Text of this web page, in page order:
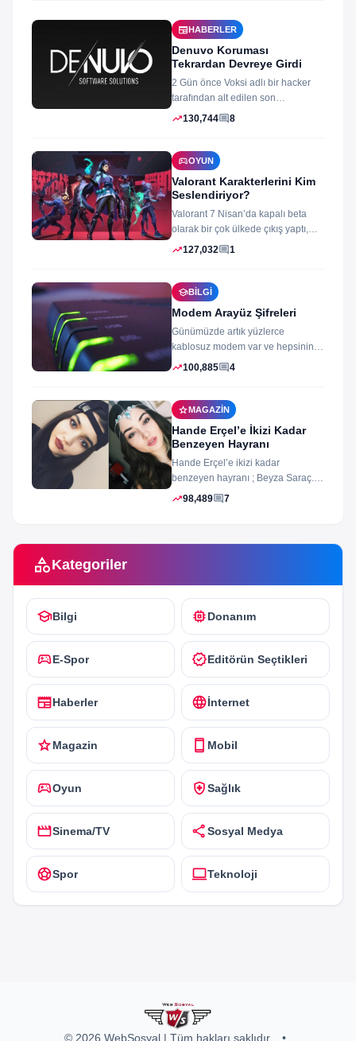
newspaper HABERLER
Denuvo Koruması
Tekrardan Devreye Girdi
2 Gün önce Voksi adlı bir hacker
tarafından alt edilen son
dönemlerin yıkılmaz korsan
trending_up130,744comment8
sports_esportsOYUN
Valorant Karakterlerini Kim
Seslendiriyor?
Valorant 7 Nisan’da kapalı beta
olarak bir çok ülkede çıkış yaptı,
oyun izleyenler ve oynayanlar...
trending_up127,032comment1
schoolBILGI
Modem Arayüz Şifreleri
Günümüzde artık yüzlerce
kablosuz modem var ve hepsinin
arayüz şifleri ve arayüzü farklı
trending_up100,885comment4
star MAGAZIN
Hande Erçel’e İkizi Kadar
Benzeyen Hayranı
Hande Erçel’e ikizi kadar
benzeyen hayranı ; Beyza Saraç.
Son zamanlarda Hande Erçel’e
trending_up98,489comment7
categoryKategoriler
schoolBilgi memoryDonanım
sports_esportsE-Spor verifiedEditörün Seçtikleri
newspaperHaberler languageİnternet
starMagazin smartphone Mobil
sports_esportsOyun health_and_safetySağlık
movieSinema/TV shareSosyal Medya
sports_soccerSpor computerTeknoloji
© 2026 WebSosyal | Tüm hakları saklıdır. •